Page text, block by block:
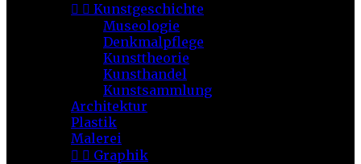
  Kunstgeschichte
Museologie
Denkmalpflege
Kunsttheorie
Kunsthandel
Kunstsammlung
Architektur
Plastik
Malerei
  Graphik